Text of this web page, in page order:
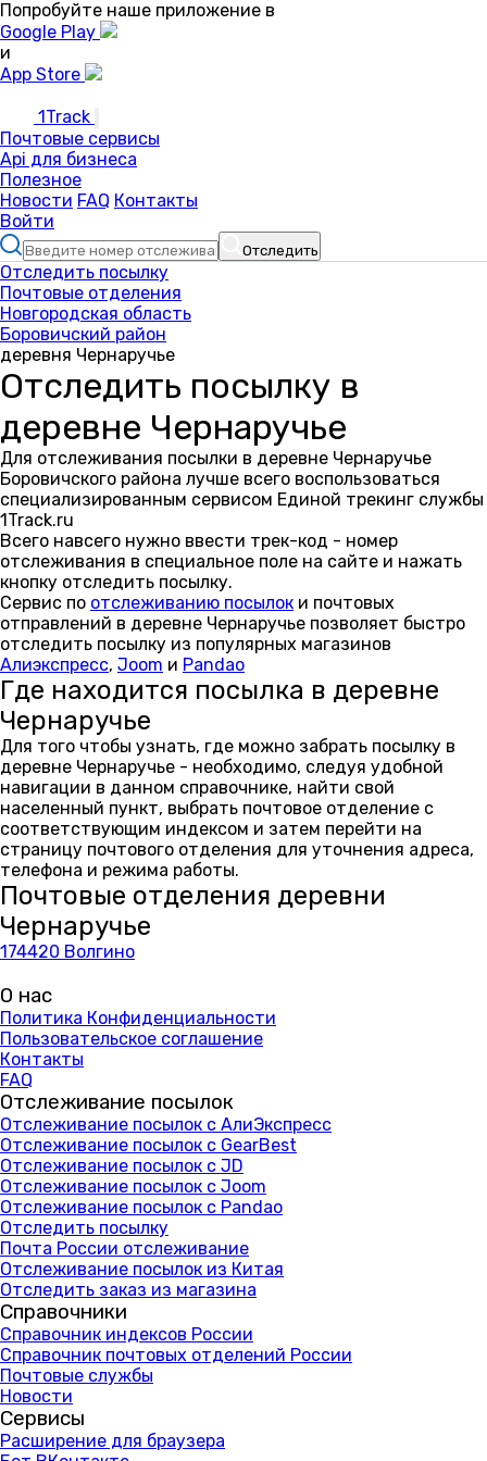
Попробуйте наше приложение в
Google Play
и
App Store
1Track
Почтовые сервисы
Api для бизнеса
Полезное
Новости FAQ Контакты
Войти
Отследить
Отследить посылку
Почтовые отделения
Новгородская область
Боровичский район
деревня Чернаручье
Отследить посылку в
деревне Чернаручье
Для отслеживания посылки в деревне Чернаручье
Боровичского района лучше всего воспользоваться
специализированным сервисом Единой трекинг службы
1Track.ru
Всего навсего нужно ввести трек-код - номер
отслеживания в специальное поле на сайте и нажать
кнопку отследить посылку.
Сервис по отслеживанию посылок и почтовых
отправлений в деревне Чернаручье позволяет быстро
отследить посылку из популярных магазинов
Алиэкспресс, Joom и Pandao
Где находится посылка в деревне
Чернаручье
Для того чтобы узнать, где можно забрать посылку в
деревне Чернаручье - необходимо, следуя удобной
навигации в данном справочнике, найти свой
населенный пункт, выбрать почтовое отделение с
соответствующим индексом и затем перейти на
страницу почтового отделения для уточнения адреса,
телефона и режима работы.
Почтовые отделения деревни
Чернаручье
174420 Волгино
О нас
Политика Конфиденциальности
Пользовательское соглашение
Контакты
FAQ
Отслеживание посылок
Отслеживание посылок с АлиЭкспресс
Отслеживание посылок с GearBest
Отслеживание посылок с JD
Отслеживание посылок с Joom
Отслеживание посылок с Pandao
Отследить посылку
Почта России отслеживание
Отслеживание посылок из Китая
Отследить заказ из магазина
Справочники
Справочник индексов России
Справочник почтовых отделений России
Почтовые службы
Новости
Сервисы
Расширение для браузера